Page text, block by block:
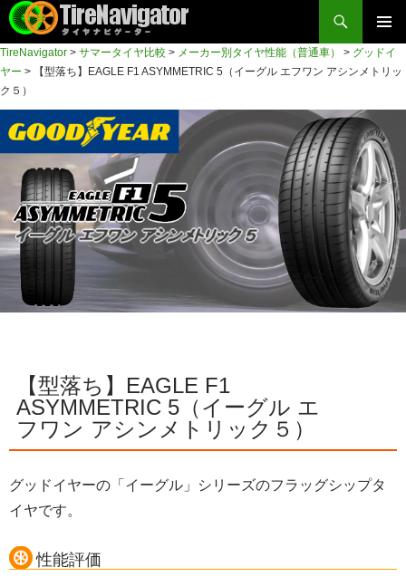
TireNavigator
検
索
メイン
ー
コ
ン
テ
ツ
へ
ッ
プ
TireNavigator > サマータイヤ比較 > メーカー別タイヤ性能（普通車） > グッドイ
ヤー >
【型落ち】EAGLE F1 ASYMMETRIC 5（イーグル エフワン アシンメトリッ
ク５）
【型落ち】EAGLE F1
ASYMMETRIC 5（イーグル エ
フワン アシンメトリック５）
グッドイヤーの「イーグル」シリーズのフラッグシップタ
イヤです。
性能評価